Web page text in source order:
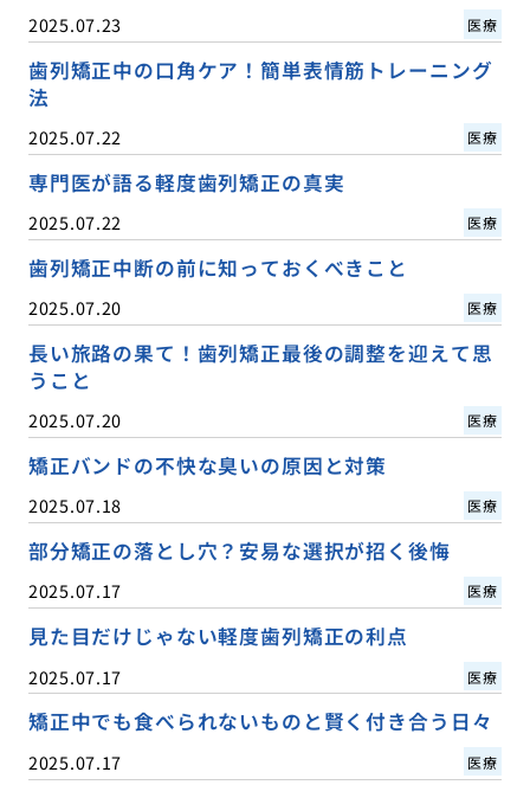
2025.07.23 医療
歯列矯正中の口角ケア！簡単表情筋トレーニング
法
2025.07.22 医療
専門医が語る軽度歯列矯正の真実
2025.07.22 医療
歯列矯正中断の前に知っておくべきこと
2025.07.20 医療
長い旅路の果て！歯列矯正最後の調整を迎えて思
うこと
2025.07.20 医療
矯正バンドの不快な臭いの原因と対策
2025.07.18 医療
部分矯正の落とし穴？安易な選択が招く後悔
2025.07.17 医療
見た目だけじゃない軽度歯列矯正の利点
2025.07.17 医療
矯正中でも食べられないものと賢く付き合う日々
2025.07.17 医療